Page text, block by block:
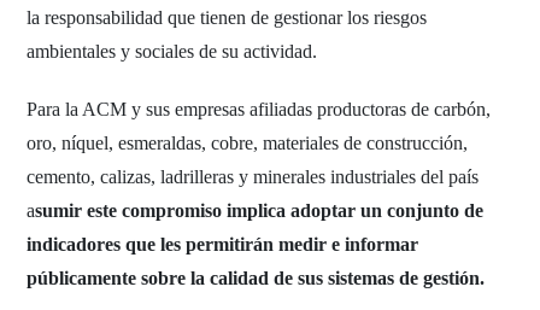
la responsabilidad que tienen de gestionar los riesgos
ambientales y sociales de su actividad.
Para la ACM y sus empresas afiliadas productoras de carbón,
oro, níquel, esmeraldas, cobre, materiales de construcción,
cemento, calizas, ladrilleras y minerales industriales del país
asumir este compromiso implica adoptar un conjunto de
indicadores que les permitirán medir e informar
públicamente sobre la calidad de sus sistemas de gestión.